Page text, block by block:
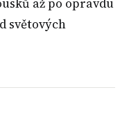
až po opravdu
světových